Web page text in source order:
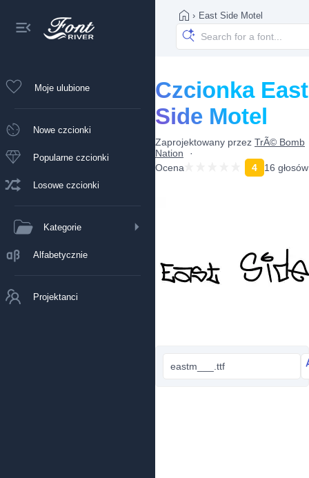
Moje ulubione
Nowe czcionki
Popularne czcionki
Losowe czcionki
Kategorie
Alfabetycznie
Projektanci
› East Side Motel
Czcionka East
Side Motel
Zaprojektowany przez TrÃ© Bomb
Nation
Ocena
4 16 głosów
eastm___.ttf